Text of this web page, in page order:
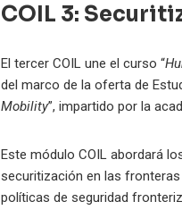
COIL 3:
El tercer COIL une el curso “
del marco de la oferta de
Mobility”, impartido por la
Este módulo COIL abordará
securitización en las
políticas de seguridad